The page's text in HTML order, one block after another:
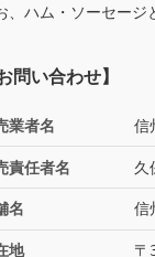
、ハム・ソーセージ
問い合わせ】
業者名 信
責任者名
名 信
地 〒